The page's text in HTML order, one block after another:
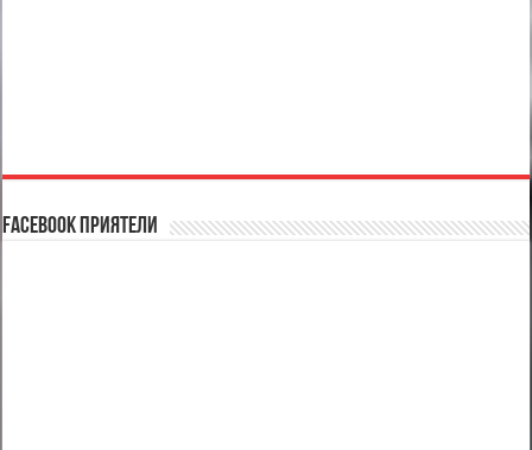
Facebook Приятели